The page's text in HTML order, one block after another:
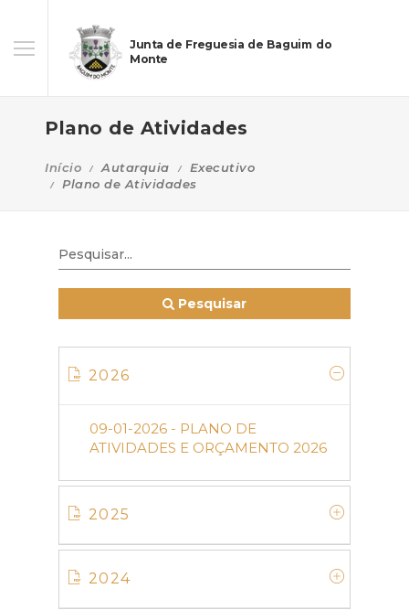
Junta de Freguesia de Baguim do
Monte
Plano de Atividades
Início Autarquia
Executivo
Plano de Atividades
Pesquisar
2026
09-01-2026 - PLANO DE
ATIVIDADES E ORÇAMENTO 2026
2025
2024